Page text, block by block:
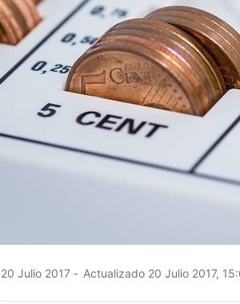
20 Julio 2017 Actualizado 20 Julio 2017,